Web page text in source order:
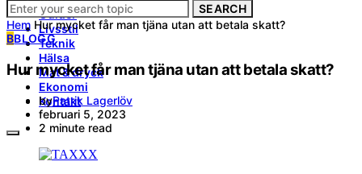
Guider
Livsstil
Teknik
Hälsa
Mat & dryck
Ekonomi
Kontakt
SEARCH
Hem Hur mycket får man tjäna utan att betala skatt?
BBLOGG
Hur mycket får man tjäna utan att betala skatt?
byPatrik Lagerlöv
februari 5, 2023
2 minute read